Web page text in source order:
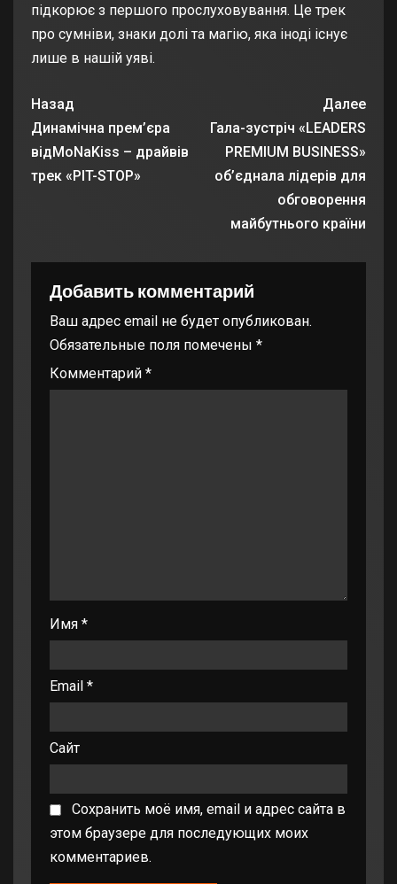
підкорює з першого прослуховування. Це трек
про сумніви, знаки долі та магію, яка іноді існує
лише в нашій уяві.
Назад
Динамічна прем’єра
відMoNaKiss – драйвів
трек «PIT-STOP»
Далее
Гала-зустріч «LEADERS
PREMIUM BUSINESS»
об’єднала лідерів для
обговорення
майбутнього країни
Добавить комментарий
Ваш адрес email не будет опубликован.
Обязательные поля помечены *
Комментарий *
Имя *
Email *
Сайт
Сохранить моё имя, email и адрес сайта в
этом браузере для последующих моих
комментариев.